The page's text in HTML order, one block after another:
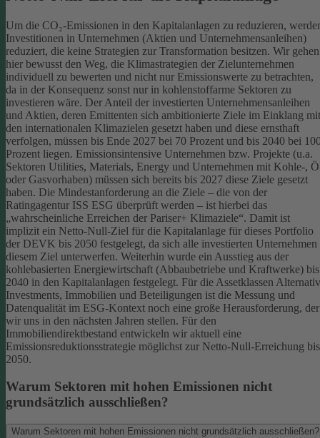
Um die CO₂-Emissionen in den Kapitalanlagen zu reduzieren,
Investitionen in Unternehmen (Aktien und Unternehmensanleihen)
reduziert, die keine Strategien zur Transformation besitzen. Wir gehen
hier bewusst den Weg, die Klimastrategien der Zielunternehmen
individuell zu bewerten und nicht nur Emissionswerte zu betrachten,
da in der Konsequenz sonst nur in kohlenstoffarme Sektoren zu
investieren wäre. Der Anteil der investierten Unternehmensanleihen
und Aktien, deren Emittenten sich ambitionierte Ziele im Einklang mit
den internationalen Klimazielen gesetzt haben und diese ernsthaft
verfolgen, müssen bis Ende 2027 bei 70 Prozent und bis 2040 bei
Prozent liegen. Emissionsintensive Unternehmen bzw. Projekte (u.a.
Sektoren Utilities, Materials, Energy und Unternehmen mit Kohle-,
oder Gasvorhaben) müssen sich bereits bis 2027 diese Ziele gesetzt
haben. Die Mindestanforderung an die Ziele – die von der
Ratingagentur ISS ESG überprüft werden – ist hierbei das
„wahrscheinliche Erreichen der Pariser+ Klimaziele“. Damit ist
implizit ein Netto-Null-Ziel für die Kapitalanlage für dieses Portfolio
der DEVK bis 2050 festgelegt, da sich alle investierten Unternehmen
diesem Ziel unterwerfen. Weiterhin wurde ein Ausstieg aus der
kohlebasierten Energiewirtschaft (Abbaubetriebe und Kraftwerke) bis
2040 in den Kapitalanlagen festgelegt. Für die Assetklassen
Investments, Immobilien und Beteiligungen ist die Messung und
Datenqualität im ESG-Kontext noch eine große Herausforderung, der
wir uns in den nächsten Jahren stellen. Für den
Immobiliendirektbestand entwickeln wir aktuell eine
Emissionsreduktionsstrategie möglichst zur Netto-Null-Erreichung bis
2050.
Warum Sektoren mit hohen Emissionen nicht
grundsätzlich ausschließen?
Warum Sektoren mit hohen Emissionen nicht grundsätzlich ausschließen?